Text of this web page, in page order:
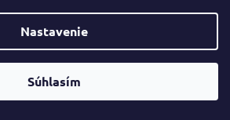
Nastavenie
Súhlasím